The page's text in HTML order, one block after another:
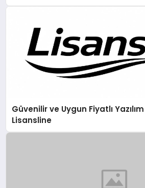
Güvenilir ve Uygun Fiyatlı
Lisansline